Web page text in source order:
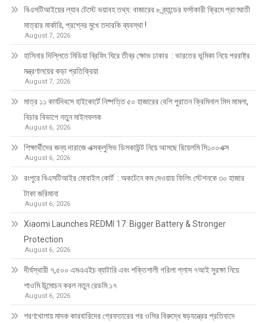
বিএসটিআইয়ের ল্যাব টেস্টে ভয়াবহ তথ্য: বাজারের ৮ ব্র্যান্ডের ফর্সাকারী ক্রিমে প্রাণঘাতী
মাত্রার মার্কারি, প্রশ্নের মুখে তদারকি ব্যবস্থা !
August 7, 2026
হাসিনার দিল্লিতে মিডিয়া ব্রিফিং ঘিরে তীব্র ক্ষোভ ঢাকার : ভারতের ভূমিকা নিয়ে পররাষ্ট্র
মন্ত্রণালয়ের কড়া প্রতিক্রিয়া
August 7, 2026
মাত্র ১১ কার্যদিবসে হাইকোর্টে নিষ্পত্তি ৫০ হাজারের বেশি পুরাতন ক্রিমিনাল মিস মামলা,
বিচার বিভাগে নতুন মাইলফলক
August 6, 2026
শিক্ষার্থীদের জন্য দারাজে এক্সক্লুসিভ ডিসকাউন্ট নিয়ে আসছে রিয়েলমি সি১০০এক্স
August 6, 2026
রংপুরে বিএসটিআইর মোবাইল কোর্ট : অকটেনে কম দেওয়ায় ফিলিং স্টেশনকে ৩০ হাজার
টাকা জরিমানা
August 6, 2026
Xiaomi Launches REDMI 17: Bigger Battery & Stronger
Protection
August 6, 2026
দীর্ঘস্থায়ী ৭,৫০০ এমএএইচ ব্যাটারি এবং শক্তিশালী গরিলা গ্লাস ৭আই সুরক্ষা নিয়ে
শাওমি উন্মোচন করল নতুন রেডমি ১৭
August 6, 2026
শরণখোলায় মাদক কারবারিদের গ্রেফতারের পর ওসির বিরুদ্ধে ষড়যন্ত্রের প্রতিবাদে